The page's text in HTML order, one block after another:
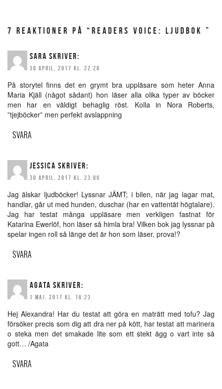
7 REAKTIONER PÅ “ READERS VOICE: LJUDBOK ”
SARA SKRIVER:
30 APRIL, 2017 KL. 22:28
På storytel finns det en grymt bra uppläsare som heter Anna
Maria Kjäll (något sådant) hon läser alla olika typer av böcker
men har en väldigt behaglig röst. Kolla in Nora Roberts,
”tjejböcker” men perfekt avslappning
SVARA
JESSICA SKRIVER:
30 APRIL, 2017 KL. 23:00
Jag älskar ljudböcker! Lyssnar JÄMT; i bilen, när jag lagar mat,
handlar, går ut med hunden, duschar (har en vattentät högtalare).
Jag har testat många uppläsare men verkligen fastnat för
Katarina Ewerlöf, hon läser så himla bra! Vilken bok jag lyssnar på
spelar ingen roll så länge det är hon som läser, prova!?
SVARA
AGATA SKRIVER:
1 MAJ, 2017 KL. 16:23
Hej Alexandra! Har du testat att göra en maträtt med tofu? Jag
försöker precis som dig att dra ner på kött, har testat att marinera
o steka men det smakade lite som ett stekt ägg o vart inte så
gott… /Agata
SVARA